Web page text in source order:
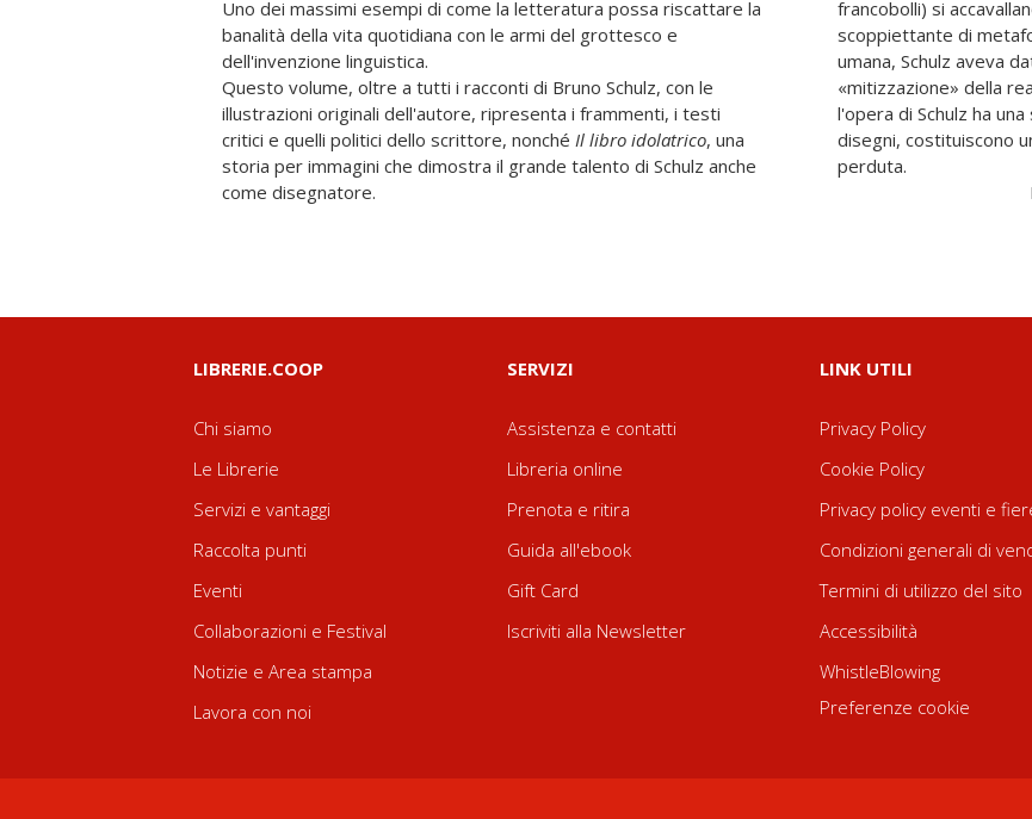
Uno dei massimi esempi di come la letteratura possa riscattare la
banalità della vita quotidiana con le armi del grottesco e
dell'invenzione linguistica.
Questo volume, oltre a tutti i racconti di Bruno Schulz, con le
illustrazioni originali dell'autore, ripresenta i frammenti, i testi
critici e quelli politici dello scrittore, nonché Il libro idolatrico, una
storia per immagini che dimostra il grande talento di Schulz anche
come disegnatore.
francobolli) si
scoppiettante di
umana, Schulz aveva
«mitizzazione» della
l'opera di Schulz ha
disegni, costituiscono
perduta.
LIBRERIE.COOP
Chi siamo
Le Librerie
Servizi e vantaggi
Raccolta punti
Eventi
Collaborazioni e Festival
Notizie e Area stampa
Lavora con noi
SERVIZI
Assistenza e contatti
Libreria online
Prenota e ritira
Guida all'ebook
Gift Card
Iscriviti alla Newsletter
LINK UTILI
Privacy Policy
Cookie Policy
Privacy policy eventi e
Condizioni generali di
Termini di utilizzo del sito
Accessibilità
WhistleBlowing
Preferenze cookie